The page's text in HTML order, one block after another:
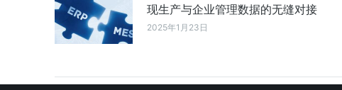
现生产与企业管理数据的无缝对接
2025年1月23日